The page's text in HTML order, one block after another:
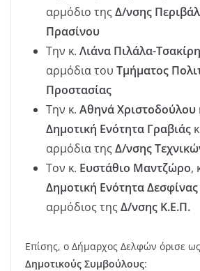
αρμόδιο της Δ/νσης
Πρασίνου
Την κ. Λιάνα Πιλάλα-Τσακίρη
αρμόδια του Τμήματος
Προστασίας
Την κ. Αθηνά Χριστοδούλου
Δημοτική Ενότητα Γραβιάς
αρμόδια της Δ/νσης
Τον κ. Ευστάθιο Μαντζώρο,
Δημοτική Ενότητα Δεσφίνας
αρμόδιος της Δ/νσης Κ.Ε.Π.
Επίσης, ο Δήμαρχος Δελφών όρισε ως
Δημοτικούς Συμβούλους: